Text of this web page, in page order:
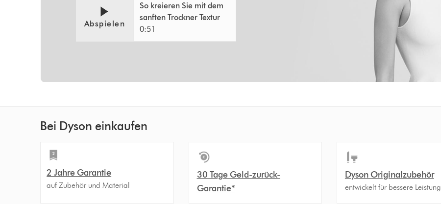
Transcript
Transkript
Abspielen
So kreieren Sie mit dem
sanften Trockner Textur
0:51
Bei Dyson einkaufen
2 Jahre Garantie
auf Zubehör und Material
30 Tage Geld-zurück-
Garantie*
Dyson Originalzubehör
entwickelt für bessere Leistung